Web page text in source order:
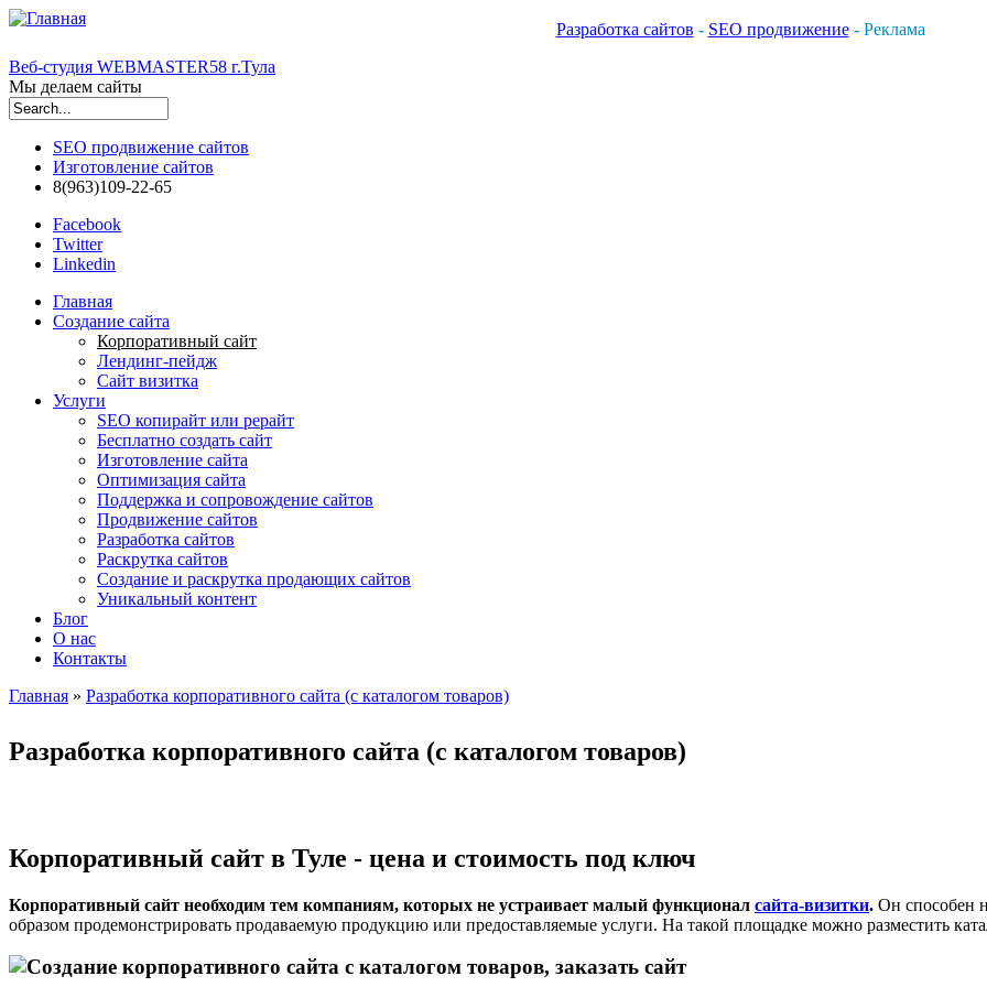
Разработка сайтов - SEO продвижение- Реклама
Веб-студия WEBMASTER58 г.Тула
Мы делаем сайты
SEO продвижение сайтов
Изготовление сайтов
8(963)109-22-65
Facebook
Twitter
Linkedin
Главная
Создание сайта
Корпоративный сайт
Лендинг-пейдж
Сайт визитка
Услуги
SEO копирайт или рерайт
Бесплатно создать сайт
Изготовление сайта
Оптимизация сайта
Поддержка и сопровождение сайтов
Продвижение сайтов
Разработка сайтов
Раскрутка сайтов
Создание и раскрутка продающих сайтов
Уникальный контент
Блог
О нас
Контакты
Главная » Разработка корпоративного сайта (с каталогом товаров)
Разработка корпоративного сайта (с каталогом товаров)
Корпоративный сайт в Туле - цена и стоимость под ключ
Корпоративный сайт необходим тем компаниям, которых не устраивает малый функционал сайта-визитки. Он способен
образом продемонстрировать продаваемую продукцию или предоставляемые услуги. На такой площадке можно разместить